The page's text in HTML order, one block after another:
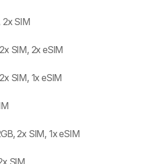
2x SIM
SIM, 2x eSIM
SIM, 1x eSIM
2x SIM, 1x eSIM
SIM